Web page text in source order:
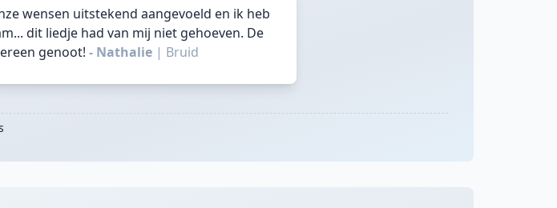
wensen uitstekend aangevoeld en ik heb
dit liedje had van mij niet gehoeven. De
genoot! - Nathalie | Bruid